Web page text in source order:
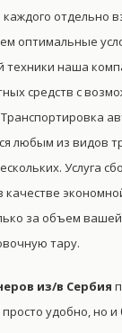
каждого отдельно
оптимальные
техники наша
средств с
любым из видов
Услуга
за объем
тару.
из/в Сербия
удобно, но